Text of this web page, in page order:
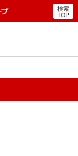
郵便局・日本郵政グルー
検索
TOP